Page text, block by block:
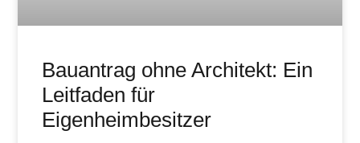
Bauantrag ohne Architekt: Ein
Leitfaden für
Eigenheimbesitzer